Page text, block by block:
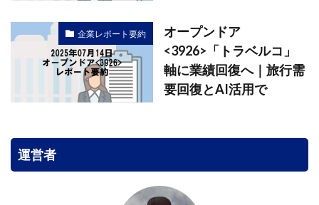
企業レポート要約
オープンドア
<3926>「トラベルコ」
軸に業績回復へ｜旅行需
要回復とAI活用で
運営者